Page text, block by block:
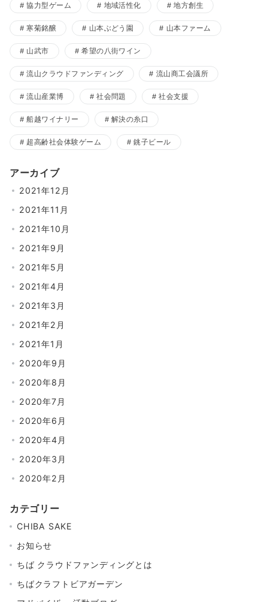
協力型ゲーム 地域活性化 地方創生
寒菊銘醸 山本ぶどう園 山本ファーム
山武市 希望の八街ワイン
流山クラウドファンディング 流山商工会議所
流山産業博 社会問題 社会支援
船越ワイナリー 解決の糸口
超高齢社会体験ゲーム 銚子ビール
アーカイブ
2021年12月
2021年11月
2021年10月
2021年9月
2021年5月
2021年4月
2021年3月
2021年2月
2021年1月
2020年9月
2020年8月
2020年7月
2020年6月
2020年4月
2020年3月
2020年2月
カテゴリー
CHIBA SAKE
お知らせ
ちば クラウドファンディングとは
ちばクラフトビアガーデン